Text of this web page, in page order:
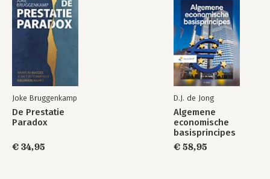
Joke Bruggenkamp
De Prestatie
Paradox
€ 34,95
D.J. de Jong
Algemene
economische
basisprincipes
€ 58,95